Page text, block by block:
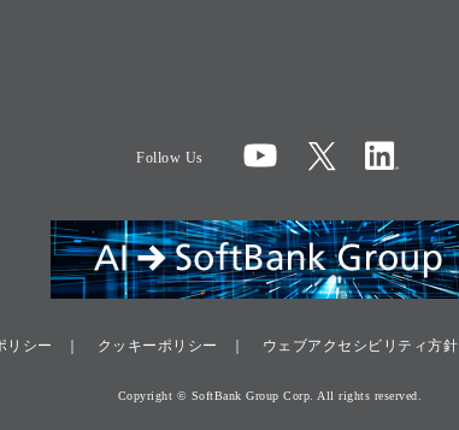
Follow Us
リシー クッキーポリシー ウェブアクセシビリティ方針
Copyright © SoftBank Group Corp. All rights reserved.